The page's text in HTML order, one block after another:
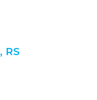
, RS